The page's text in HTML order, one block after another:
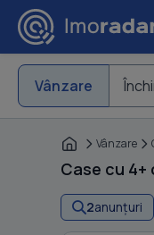
Vânzare
Vânzare
Case cu 4+
2anunțuri